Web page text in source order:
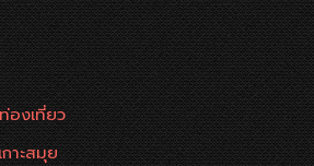
องเที่ยว
าะสมุย